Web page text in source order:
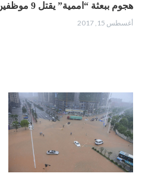
هجوم ببعثة “اممية” يقتل 9 موظفين بمالي
أغسطس 15, 2017